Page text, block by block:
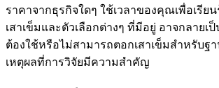
ราคาจากธุรกิจใดๆ ใช้เวลาของคุณเพื่อเรีย
เสาเข็มและตัวเลือกต่างๆ ที่มีอยู่ อาจกลายเ
ต้องใช้หรือไม่สามารถตอกเสาเข็มสำหรับฐ
เหตุผลที่การวิจัยมีความสำคัญ